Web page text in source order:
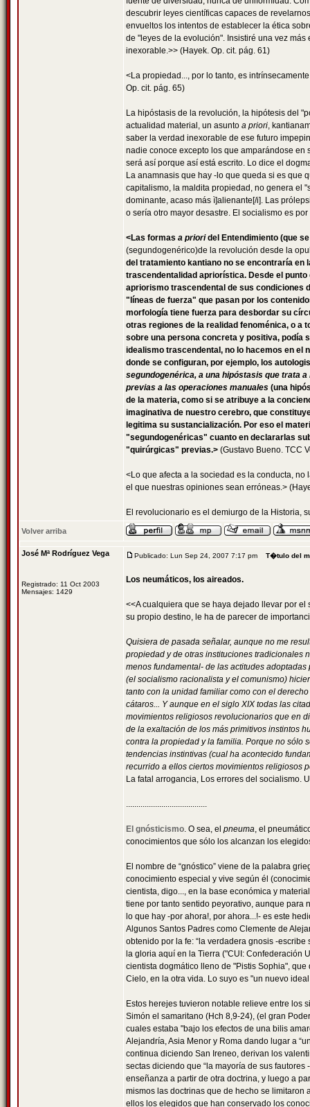
descubrir leyes científicas capaces de
envueltos los intentos de establecer la ética
de "leyes de la evolución". Insistiré una vez
inexorable.>> (Hayek. Op. cit. pág. 61)
<La propiedad..., por lo tanto, es
Op. cit. pág. 65)
La hipóstasis de la revolución, la hipótesis del
actualidad material, un asunto a priori,
saber la verdad inexorable de ese futuro
nadie conoce excepto los que amparándose en
será así porque así está escrito. Lo dice el
La anamnasis que hay -lo que queda si es que
capitalismo, la maldita propiedad, no genera el
dominante, acaso más ì]alienante[/i]. Las
o sería otro mayor desastre. El socialismo es
<Las formas a prioridel Entendimiento (que
(segundogenérico)de la revolución desde la
del tratamiento kantiano no se encontraría
trascendentalidad apriorística. Desde el
apriorismo trascendental de sus condiciones
"líneas de fuerza" que pasan por los
morfología tiene fuerza para desbordar su
otras regiones de la realidad fenoménica, o a
sobre una persona concreta y positiva, podía
idealismo trascendental, no lo hacemos en el
donde se configuran, por ejemplo, los
segundogenérica, a una hipóstasis que trata
previas a las operaciones manuales (una
de la materia, como si se atribuye a la
imaginativa de nuestro cerebro, que
legitima su sustancialización. Por eso el
"segundogenéricas" cuanto en declararlas
"quirúrgicas" previas.> (Gustavo Bueno. TCC
<Lo que afecta a la sociedad es la conducta,
el que nuestras opiniones sean erróneas.>
El revolucionario es el demiurgo de la Historia,
Volver arriba
José Mª Rodríguez Vega
Registrado: 11 Oct 2003
Mensajes: 1429
Publicado: Lun Sep 24, 2007 7:17 pm T�tulo del
Los neumáticos, los aireados.
<<A cualquiera que se haya dejado llevar por
su propio destino, le ha de parecer de
Quisiera de pasada señalar, aunque no me
propiedad y de otras instituciones tradicionales
menos fundamental- de las actitudes
(el socialismo racionalista y el comunismo)
tanto con la unidad familiar como con el
cátaros... Y aunque en el siglo XIX todas las
movimientos religiosos revolucionarios que en
de la exaltación de los más primitivos instintos
contra la propiedad y la familia. Porque no sólo
tendencias instintivas (cual ha acontecido
recurrido a ellos ciertos movimientos religiosos
La fatal arrogancia, Los errores del socialismo.
.......................................
El gnósticismo. O sea, el pneuma, el
conocimientos que sólo los alcanzan los
El nombre de “gnóstico” viene de la palabra
conocimiento especial y vive según él
cientista, digo..., en la base económica y
tiene por tanto sentido peyorativo, aunque para
lo que hay -por ahora!, por ahora...!- es este
Algunos Santos Padres como Clemente de
obtenido por la fe: “la verdadera gnosis -
la gloria aquí en la Tierra ("CUI: Confederación
cientista dogmático lleno de "Pistis Sophia",
Cielo, en la otra vida. Lo suyo es "un nuevo
Estos herejes tuvieron notable relieve entre los
Simón el samaritano (Hch 8,9-24), (el gran
cuales estaba "bajo los efectos de una bilis
Alejandría, Asia Menor y Roma dando lugar a
continua diciendo San Ireneo, derivan los
sectas diciendo que “la mayoría de sus
enseñanza a partir de otra doctrina, y luego a
mismos las doctrinas que de hecho se limitaron
ellos los elegidos que han conservado los